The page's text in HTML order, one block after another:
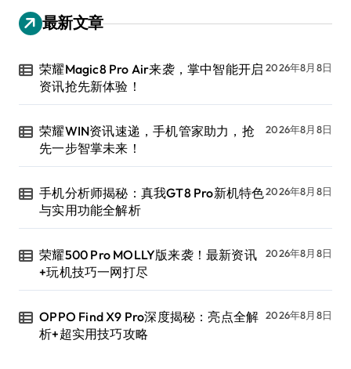
最新文章
荣耀Magic8 Pro Air来袭，掌中智能开启
资讯抢先新体验！
2026年8月8日
荣耀WIN资讯速递，手机管家助力，抢
先一步智掌未来！
2026年8月8日
手机分析师揭秘：真我GT8 Pro新机特色
与实用功能全解析
2026年8月8日
荣耀500 Pro MOLLY版来袭！最新资讯
+玩机技巧一网打尽
2026年8月8日
OPPO Find X9 Pro深度揭秘：亮点全解
析+超实用技巧攻略
2026年8月8日